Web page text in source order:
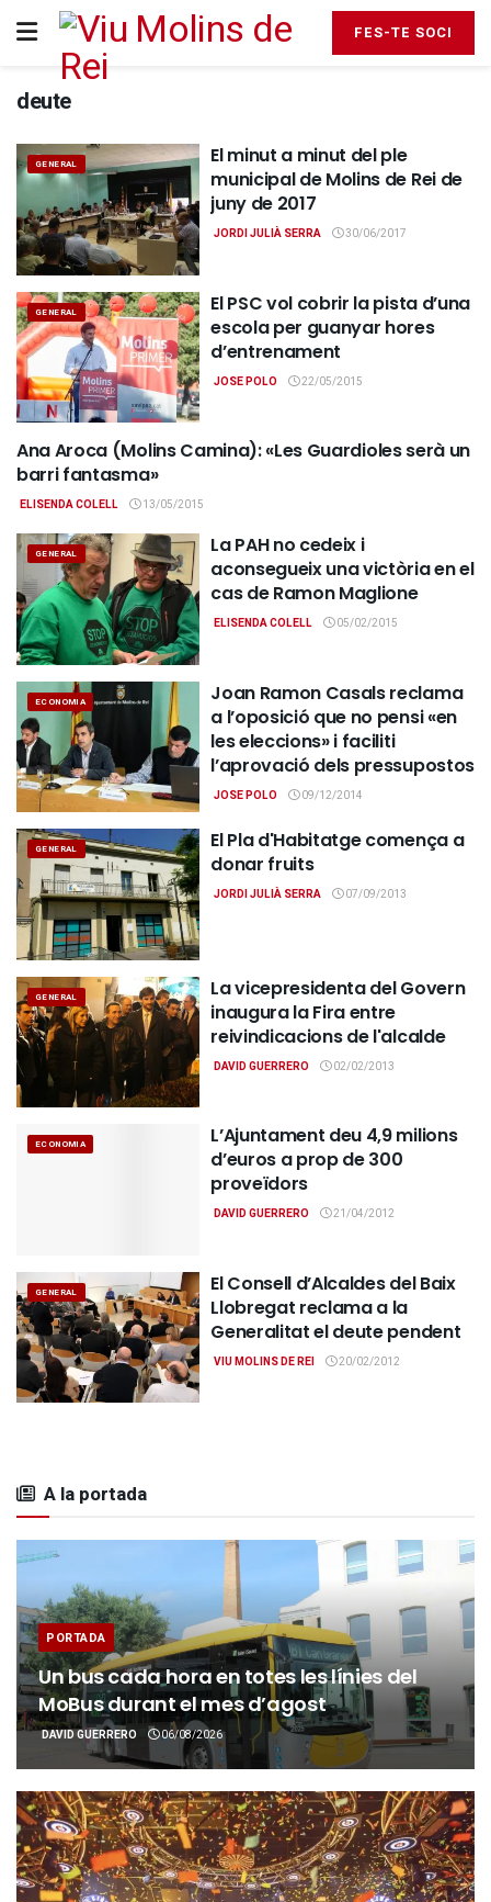
FES-TE SOCI
deute
GENERAL
El minut a minut del ple
municipal de Molins de Rei de
juny de 2017
JORDI JULIÀ SERRA 30/06/2017
GENERAL
El PSC vol cobrir la pista d’una
escola per guanyar hores
d’entrenament
JOSE POLO 22/05/2015
GENERAL
Ana Aroca (Molins Camina): «Les Guardioles serà un
barri fantasma»
ELISENDA COLELL 13/05/2015
GENERAL
La PAH no cedeix i
aconsegueix una victòria en el
cas de Ramon Maglione
ELISENDA COLELL 05/02/2015
ECONOMIA
Joan Ramon Casals reclama
a l’oposició que no pensi «en
les eleccions» i faciliti
l’aprovació dels pressupostos
JOSE POLO 09/12/2014
GENERAL
El Pla d'Habitatge comença a
donar fruits
JORDI JULIÀ SERRA 07/09/2013
GENERAL
La vicepresidenta del Govern
inaugura la Fira entre
reivindicacions de l'alcalde
DAVID GUERRERO 02/02/2013
ECONOMIA
L’Ajuntament deu 4,9 milions
d’euros a prop de 300
proveïdors
DAVID GUERRERO 21/04/2012
GENERAL
El Consell d’Alcaldes del Baix
Llobregat reclama a la
Generalitat el deute pendent
VIU MOLINS DE REI 20/02/2012
A la portada
PORTADA
Un bus cada hora en totes les línies del
MoBus durant el mes d’agost
DAVID GUERRERO 06/08/2026